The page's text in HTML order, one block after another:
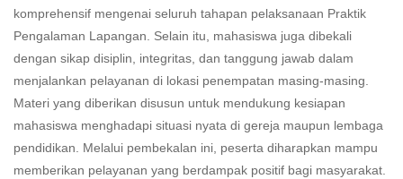
komprehensif mengenai seluruh tahapan pelaksanaan Praktik
Pengalaman Lapangan. Selain itu, mahasiswa juga dibekali
dengan sikap disiplin, integritas, dan tanggung jawab dalam
menjalankan pelayanan di lokasi penempatan masing-masing.
Materi yang diberikan disusun untuk mendukung kesiapan
mahasiswa menghadapi situasi nyata di gereja maupun lembaga
pendidikan. Melalui pembekalan ini, peserta diharapkan mampu
memberikan pelayanan yang berdampak positif bagi masyarakat.